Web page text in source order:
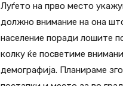
Луѓето на прво место
должно внимание на она
население поради лошите
колку ќе посветиме
демографија. Планираме